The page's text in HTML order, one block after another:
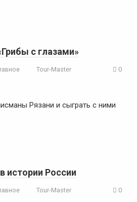
с глазами»
Tour-Master 0
Рязани и сыграть с ними
истории России
Tour-Master 0